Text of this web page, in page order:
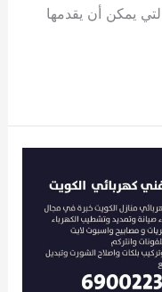
يمكن أن يقدمها